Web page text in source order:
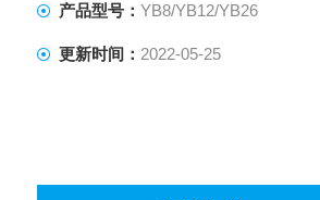
产品型号： YB8/YB12/YB26
更新时间： 2022-05-25